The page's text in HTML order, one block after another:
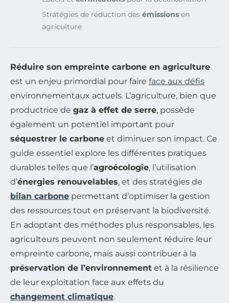
Stratégies de réduction des émissions en
agriculture
Réduire son empreinte carbone en agriculture
est un enjeu primordial pour faire face aux défis
environnementaux actuels. L’agriculture, bien que
productrice de gaz à effet de serre, possède
également un potentiel important pour
séquestrer le carbone et diminuer son impact. Ce
guide essentiel explore les différentes pratiques
durables telles que l’agroécologie, l’utilisation
d’énergies renouvelables, et des stratégies de
bilan carbone permettant d’optimiser la gestion
des ressources tout en préservant la biodiversité.
En adoptant des méthodes plus responsables, les
agriculteurs peuvent non seulement réduire leur
empreinte carbone, mais aussi contribuer à la
préservation de l’environnement et à la résilience
de leur exploitation face aux effets du
changement climatique.